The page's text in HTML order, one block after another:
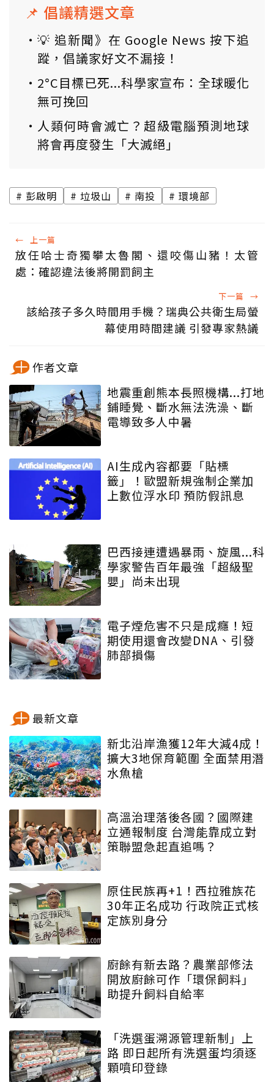
📌 倡議精選文章
💡 追新聞》在 Google News 按下追
蹤，倡議家好文不漏接！
2°C目標已死...科學家宣布：全球暖化
無可挽回
人類何時會滅亡？超級電腦預測地球
將會再度發生「大滅絕」
彭啟明 垃圾山 南投 環境部
← 上一篇
放任哈士奇獨攀太魯閣、還咬傷山豬！太管
處：確認違法後將開罰飼主
下一篇 →
該給孩子多久時間用手機？瑞典公共衛生局螢
幕使用時間建議 引發專家熱議
作者文章
地震重創熊本長照機構...打地
鋪睡覺、斷水無法洗澡、斷
電導致多人中暑
AI生成內容都要「貼標
籤」！歐盟新規強制企業加
上數位浮水印 預防假訊息
巴西接連遭遇暴雨、旋風...科
學家警告百年最強「超級聖
嬰」尚未出現
電子煙危害不只是成癮！短
期使用還會改變DNA、引發
肺部損傷
最新文章
新北沿岸漁獲12年大減4成！
擴大3地保育範圍 全面禁用潛
水魚槍
高溫治理落後各國？國際建
立通報制度 台灣能靠成立對
策聯盟急起直追嗎？
原住民族再+1！西拉雅族花
30年正名成功 行政院正式核
定族別身分
廚餘有新去路？農業部修法
開放廚餘可作「環保飼料」
助提升飼料自給率
「洗選蛋溯源管理新制」上
路 即日起所有洗選蛋均須逐
顆噴印登錄